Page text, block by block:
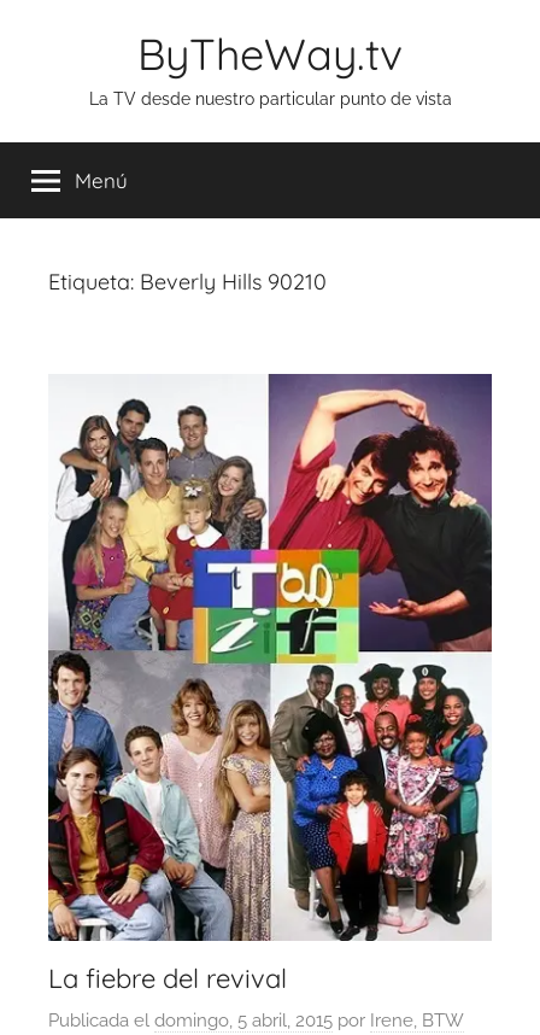
ByTheWay.tv
La TV desde nuestro particular punto de vista
Menú
Etiqueta: Beverly Hills 90210
La fiebre del revival
Publicada el domingo, 5 abril, 2015 por Irene, BTW